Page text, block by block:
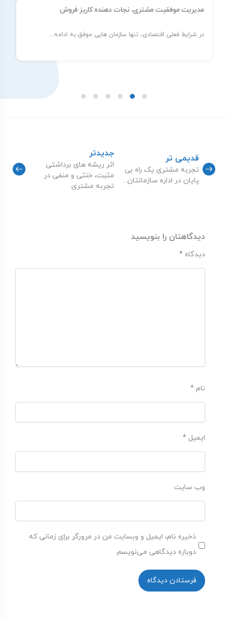
مدیریت موفقیت مشتری، نجات دهنده کاریز فروش
در شرایط فعلی اقتصادی، تنها سازمان هایی موفق به ادامه...
قدیمی تر
تجربه مشتری یک راه بی
پایان در اداره سازمانتان...
جدیدتر
اثر ریشه های برداشتی
مثبت، خنثی و منفی در
تجربه مشتری
دیدگاهتان را بنویسید
دیدگاه *
نام *
ایمیل *
وب‌ سایت
ذخیره نام، ایمیل و وبسایت من در مرورگر برای زمانی که
دوباره دیدگاهی می‌نویسم.